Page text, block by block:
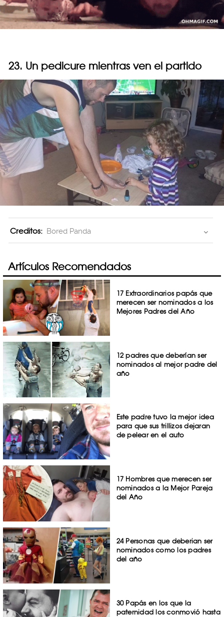
23. Un pedicure mientras ven el partido
Creditos: Bored Panda
Artículos Recomendados
17 Extraordinarios papás que
merecen ser nominados a los
Mejores Padres del Año
12 padres que deberían ser
nominados al mejor padre del
año
Este padre tuvo la mejor idea
para que sus trillizos dejaran
de pelear en el auto
17 Hombres que merecen ser
nominados a la Mejor Pareja
del Año
24 Personas que deberian ser
nominados como los padres
del año
30 Papás en los que la
paternidad los conmovió hasta